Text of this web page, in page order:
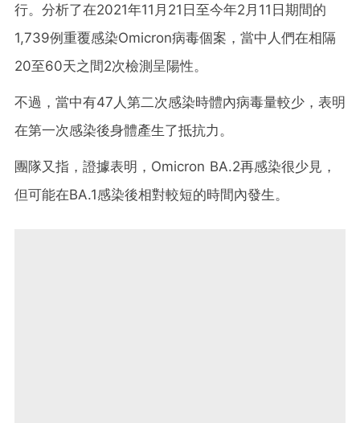
行。分析了在2021年11月21日至今年2月11日期間的
1,739例重覆感染Omicron病毒個案，當中人們在相隔
20至60天之間2次檢測呈陽性。
不過，當中有47人第二次感染時體內病毒量較少，表明
在第一次感染後身體產生了抵抗力。
團隊又指，證據表明，Omicron BA.2再感染很少見，
但可能在BA.1感染後相對較短的時間內發生。